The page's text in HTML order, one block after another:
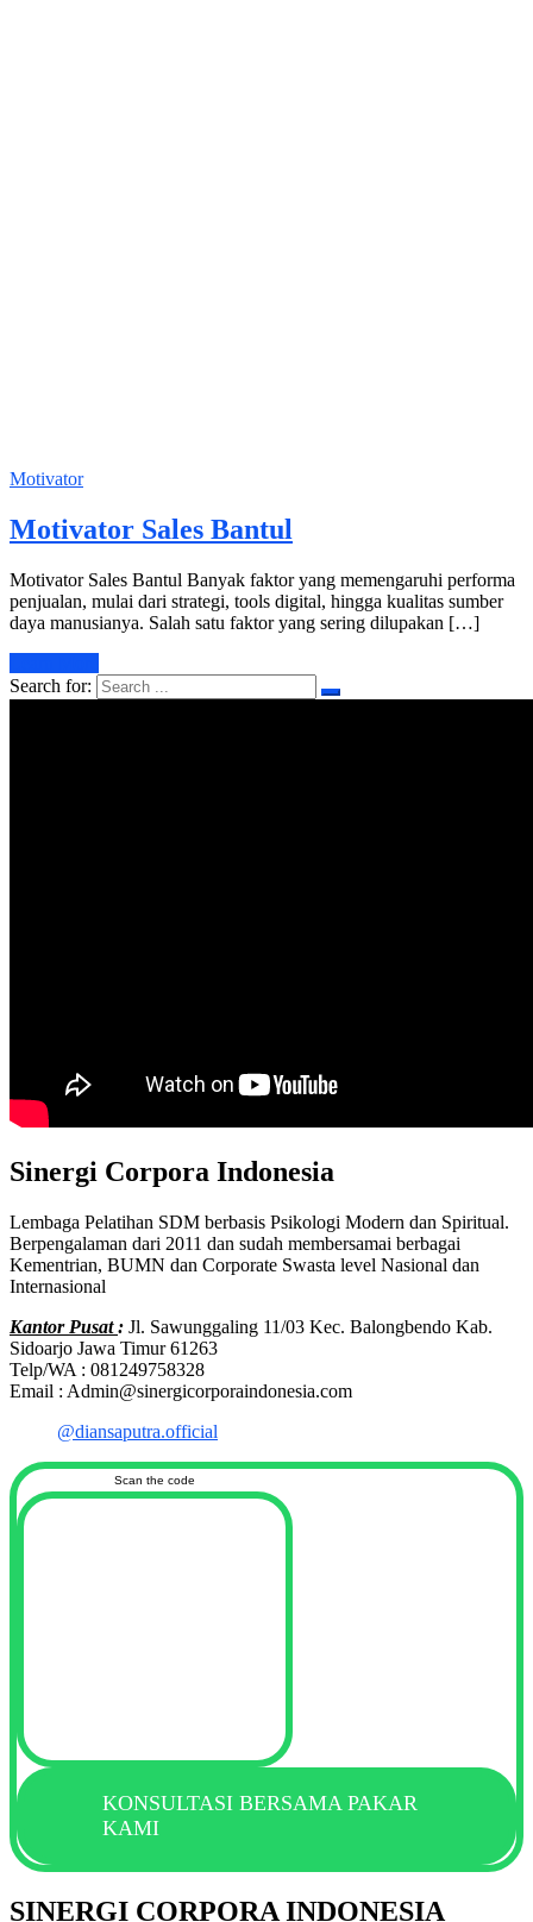
Motivator
Motivator Sales Bantul
Motivator Sales Bantul Banyak faktor yang memengaruhi performa
penjualan, mulai dari strategi, tools digital, hingga kualitas sumber
daya manusianya. Salah satu faktor yang sering dilupakan […]
Search for:
Sinergi Corpora Indonesia
Lembaga Pelatihan SDM berbasis Psikologi Modern dan Spiritual.
Berpengalaman dari 2011 dan sudah membersamai berbagai
Kementrian, BUMN dan Corporate Swasta level Nasional dan
Internasional
Kantor Pusat: Jl. Sawunggaling 11/03 Kec. Balongbendo Kab.
Sidoarjo Jawa Timur 61263
Telp/WA : 081249758328
Email : Admin@sinergicorporaindonesia.com
@diansaputra.official
Scan the code
KONSULTASI BERSAMA PAKAR
KAMI
SINERGI CORPORA INDONESIA